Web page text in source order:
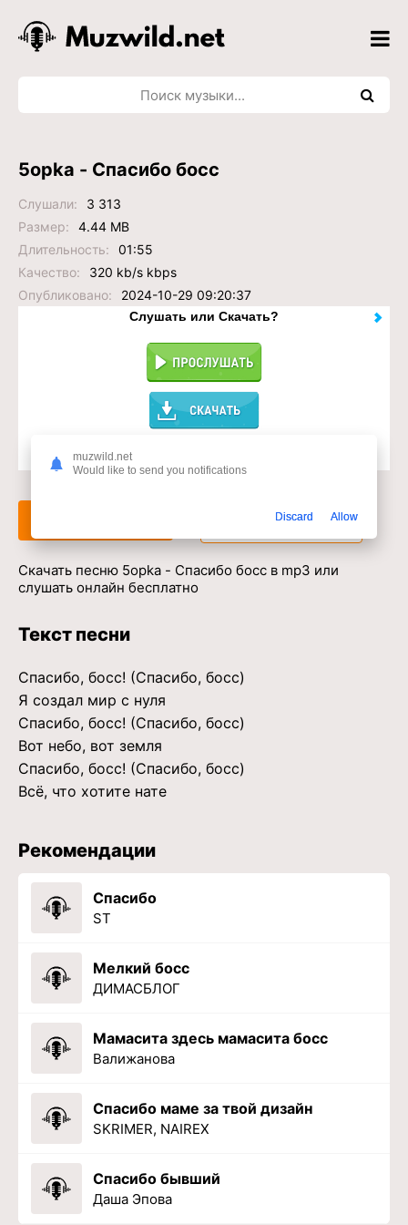
5opka - Спасибо босс
Слушали:
3 313
Размер:
4.44 MB
Длительность:
01:55
Качество:
320 kb/s kbps
Опубликовано:
2024-10-29 09:20:37
Слушать или Скачать?
Доступ к музыкальному сервису
Скачать
Скачать песню 5opka - Спасибо босс в mp3 или
слушать онлайн бесплатно
Текст песни
Спасибо, босс! (Спасибо, босс)
Я создал мир с нуля
Спасибо, босс! (Спасибо, босс)
Вот небо, вот земля
Спасибо, босс! (Спасибо, босс)
Всё, что хотите нате
Рекомендации
Спасибо
ST
Мелкий босс
ДИМАСБЛОГ
Мамасита здесь мамасита босс
Валижанова
Спасибо маме за твой дизайн
SKRIMER, NAIREX
Спасибо бывший
Даша Эпова
muzwild.net
Would like to send you notifications
Discard Allow